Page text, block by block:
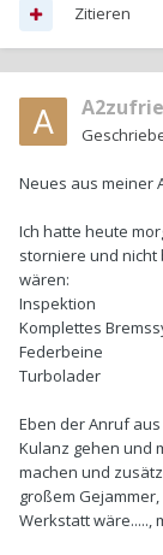
Zitieren
Neues aus meiner
Ich hatte heute
storniere und nicht
wären:
Inspektion
Komplettes
Federbeine
Turbolader
Eben der Anruf
Kulanz gehen und
machen und
großem
Werkstatt wäre.....,